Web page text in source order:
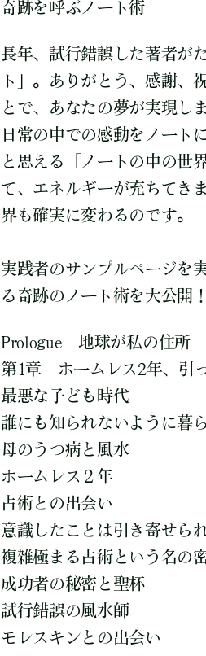
奇跡を呼ぶノート術
長年、試行錯誤した著者が
ト」。ありがとう、感謝、
とで、あなたの夢が実現しま
日常の中での感動をノート
と思える「ノートの中の世
て、エネルギーが充ちてき
界も確実に変わるのです。
実践者のサンプルページを
る奇跡のノート術を大公開
Prologue 地球が私の住所
第1章 ホームレス2年、引
最悪な子ども時代
誰にも知られないように暮
母のうつ病と風水
ホームレス２年
占術との出会い
意識したことは引き寄せら
複雑極まる占術という名の
成功者の秘密と聖杯
試行錯誤の風水師
モレスキンとの出会い